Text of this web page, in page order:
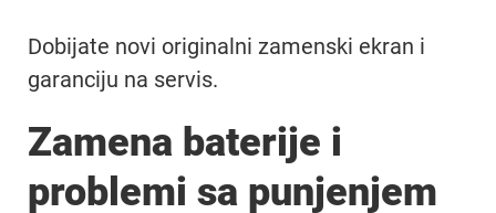
Dobijate novi originalni zamenski ekran i
garanciju na servis.
Zamena baterije i
problemi sa punjenjem